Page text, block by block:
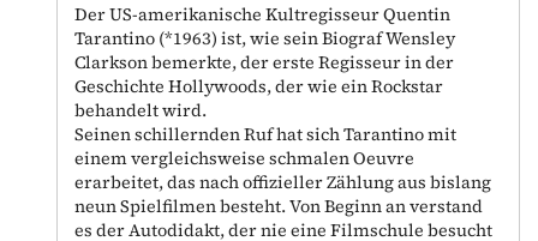
Der US-amerikanische Kultregisseur Quentin
Tarantino (*1963) ist, wie sein Biograf Wensley
Clarkson bemerkte, der erste Regisseur in der
Geschichte Hollywoods, der wie ein Rockstar
behandelt wird.
Seinen schillernden Ruf hat sich Tarantino mit
einem vergleichsweise schmalen Oeuvre
erarbeitet, das nach offizieller Zählung aus bislang
neun Spielfilmen besteht. Von Beginn an verstand
es der Autodidakt, der nie eine Filmschule besucht